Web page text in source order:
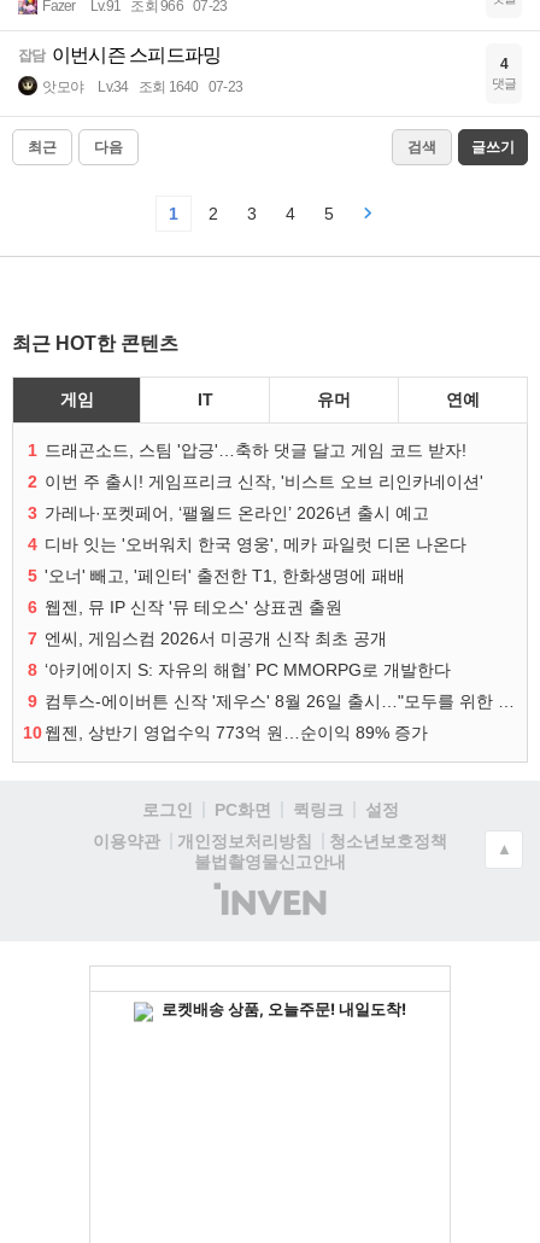
Fazer Lv.91 조회 966 07-23
잡담 이번시즌 스피드파밍
앗모야 Lv.34 조회 1640 07-23
4
댓글
최근 다음 검색 글쓰기
1 2 3 4 5
최근 HOT한 콘텐츠
게임 IT 유머 연예
1 드래곤소드, 스팀 '압긍'…축하 댓글 달고 게임 코드 받자!
2 이번 주 출시! 게임프리크 신작, '비스트 오브 리인카네이션'
3 가레나·포켓페어, ‘팰월드 온라인’ 2026년 출시 예고
4 디바 잇는 '오버워치 한국 영웅', 메카 파일럿 디몬 나온다
5 '오너' 빼고, '페인터' 출전한 T1, 한화생명에 패배
6 웹젠, 뮤 IP 신작 '뮤 테오스' 상표권 출원
7 엔씨, 게임스컴 2026서 미공개 신작 최초 공개
8 ‘아키에이지 S: 자유의 해협’ PC MMORPG로 개발한다
9
10웹젠, 상반기 영업수익 773억 원…순이익 89% 증가
로그인 PC화면 퀵링크
설정
이용약관
개인정보처리방침
청소년보호정책
불법촬영물신고안내
(주)
인
▲